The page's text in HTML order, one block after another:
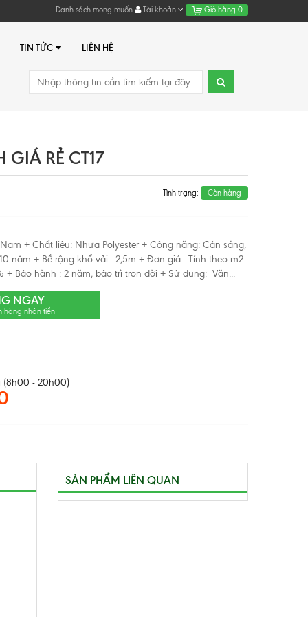
Danh sách mong muốn Tài khoản Giỏ hàng 0
TIN TỨC LIÊN HỆ
GIÁ RẺ CT17
Tình trạng: Còn hàng
+ Chất liệu: Nhựa Polyester + Công năng: Cản sáng,
năm + Bề rộng khổ vải : 2,5m + Đơn giá : Tính theo m2
+ Bảo hành : 2 năm, bảo trì trọn đời + Sử dụng: Văn...
NGAY
hàng nhận tiền
(8h00 - 20h00)
SẢN PHẨM LIÊN QUAN